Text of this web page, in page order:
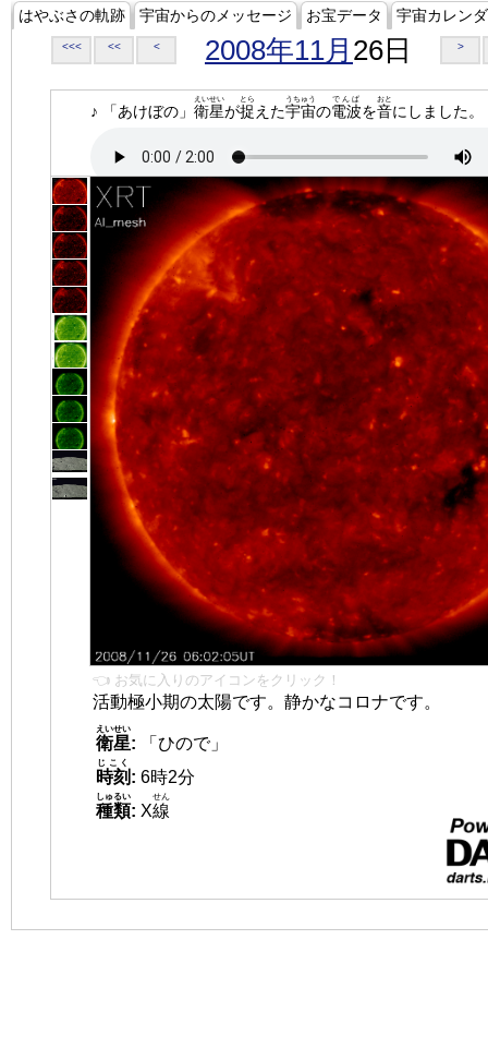
はやぶさの軌跡 宇宙からのメッセージ お宝データ 宇宙カレン
<<< << < 2008年11月 26日 >
♪ 「あけぼの」 衛星
えいせい
が捉
とら
えた宇宙
うちゅう
の電波
でんぱ
を音
おと
にしました。
👈 お気に入りのアイコンをクリック！
活動極小期の太陽です。静かなコロナです。
衛星
えいせい
:
「ひので」
時刻
じこく
: 6時2分
種類
しゅるい
: X線
せん